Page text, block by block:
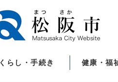
くらし・手続き 健康・福